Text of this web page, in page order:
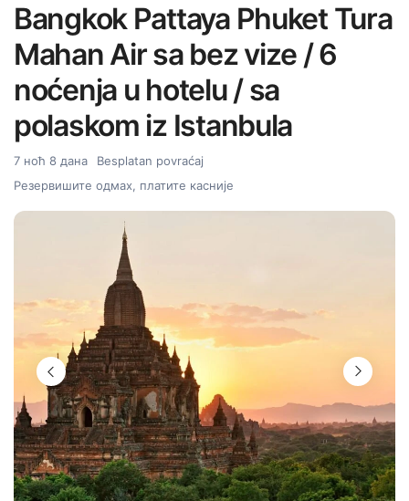
Bangkok Pattaya Phuket Tura
Mahan Air sa bez vize / 6
noćenja u hotelu / sa
polaskom iz Istanbula
7 ноћ 8 дана
Besplatan povraćaj
Резервишите одмах, платите касније